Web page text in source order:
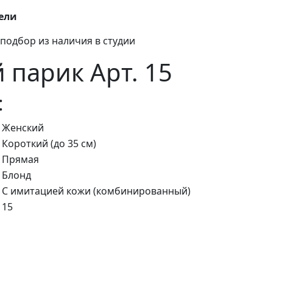
из наличия в студии
Арт. 15
Женский
Короткий (до 35 см)
Прямая
Блонд
С имитацией кожи (комбинированный)
15